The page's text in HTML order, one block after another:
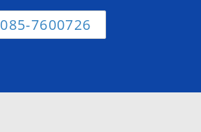
085-7600726